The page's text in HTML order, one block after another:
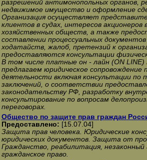
разрешений антимонопольных органов,
недвижимое имущество и оформление
Организация осуществляет
клиентов в судах, интересов акционеров
хозяйственных обществ, а также
составлении процессуальных документов
ходатайств, жалоб, претензий к
предоставляются консультации
В том числе платные он - лайн (ON
предлагаем юридическое сопровождение
деятельности включая консультации по
заключений, о соответствии
законодательству РФ, разработку
консультирование по вопросам
переговорах.
Общество по защите прав граждан
Предоставлено: [15.07.04]
Защита прав человека. Юридические
юридических документов. Защита от
Гражданство, реабилитация, незаконный
гражданское право.